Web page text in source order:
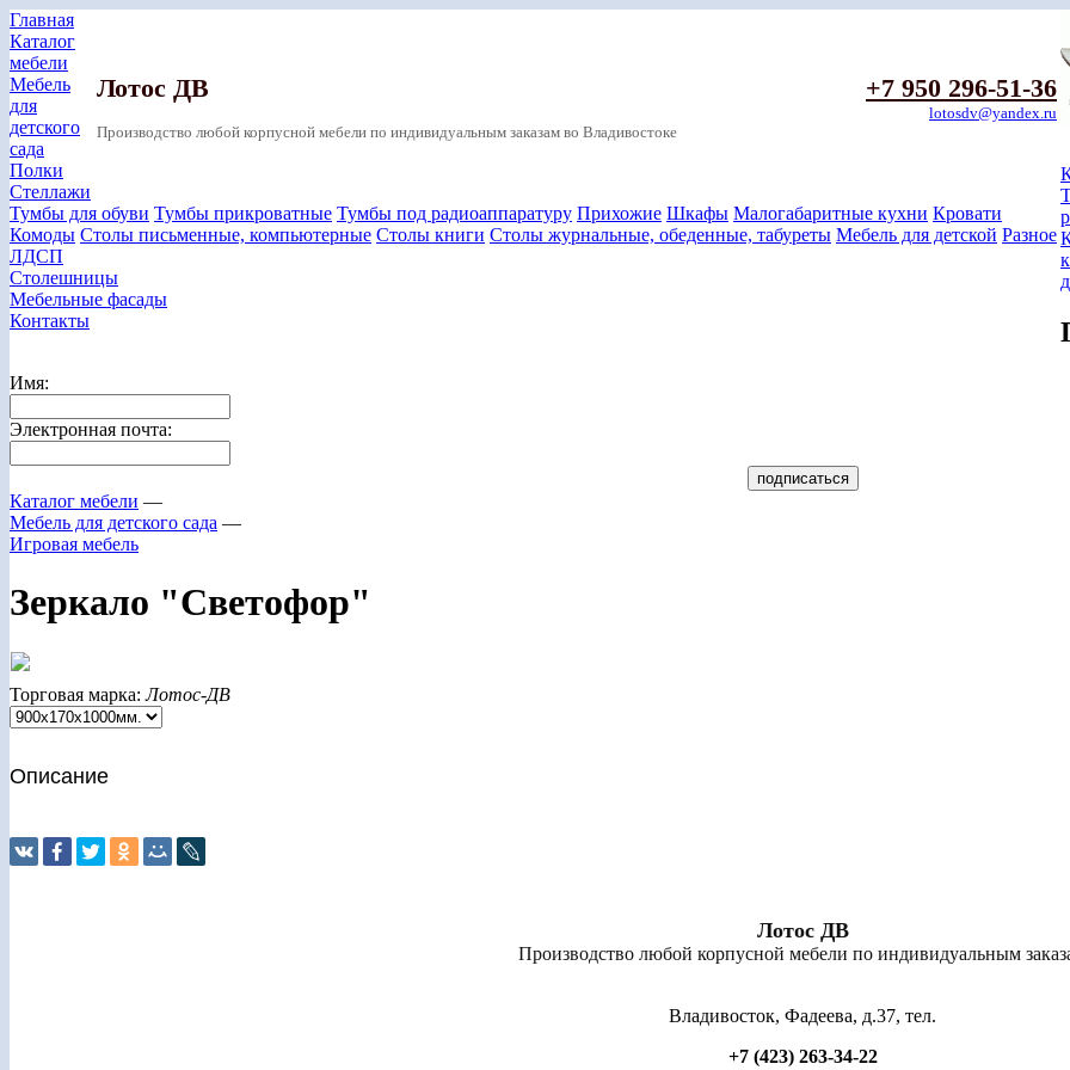
Лотос ДВ
Производство любой корпусной мебели по индивидуальным заказам во Владивостоке
+7 950 296-51-36
lotosdv@yandex.ru
Главная
Каталог
мебели
Мебель
для
детского
сада
Полки
Стеллажи
Тумбы для обуви Тумбы прикроватные Тумбы под радиоаппаратуру Прихожие Шкафы Малогабаритные кухни Кровати
Комоды Столы письменные, компьютерные Столы книги Столы журнальные, обеденные, табуреты Мебель для детской Разное
ЛДСП
Столешницы
Мебельные фасады
Контакты
Имя:
Электронная почта:
Каталог мебели —
Мебель для детского сада —
Игровая мебель
Зеркало "Светофор"
Торговая марка:Лотос-ДВ
Описание
Лотос ДВ
Производство любой корпусной мебели по индивидуальным
Владивосток, Фадеева, д.37, тел.
+7 (423) 263-34-22